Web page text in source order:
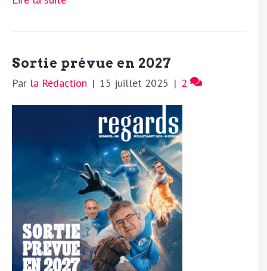
Sortie prévue en 2027
Par la Rédaction | 15 juillet 2025 | 2